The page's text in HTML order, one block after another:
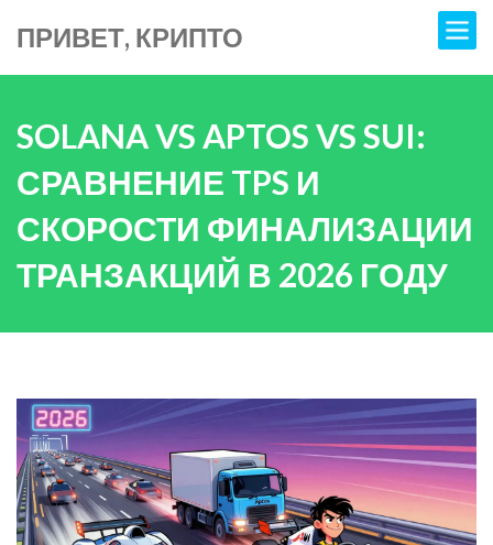
ПРИВЕТ, КРИПТО
SOLANA VS APTOS VS SUI:
СРАВНЕНИЕ TPS И
СКОРОСТИ ФИНАЛИЗАЦИИ
ТРАНЗАКЦИЙ В 2026 ГОДУ